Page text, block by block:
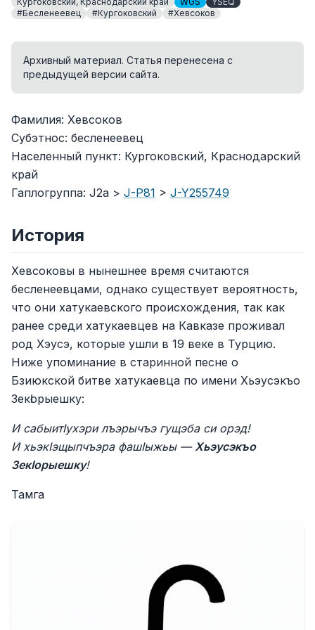
#Бесленеевец
#Кургоковский #Хевсоков
Архивный материал. Статья перенесена с
предыдущей версии сайта.
Фамилия: Хевсоков
Субэтнос: бесленеевец
Населенный пункт: Кургоковский, Краснодарский
край
Гаплогруппа: J2a > J-P81 > J-Y255749
История
Хевсоковы в нынешнее время считаются
бесленеевцами, однако существует вероятность,
что они хатукаевского происхождения, так как
ранее среди хатукаевцев на Кавказе проживал
род Хэусэ, которые ушли в 19 веке в Турцию.
Ниже упоминание в старинной песне о
Бзиюкской битве хатукаевца по имени Хьэусэкъо
ЗекӀорыешку:
И сабыитӀухэри лъэрычъэ гущэба си орэд!
И хьэкӀэщыпчъэра фашӀыжьы —Хьэусэкъо
ЗекӀорыешку!
Тамга